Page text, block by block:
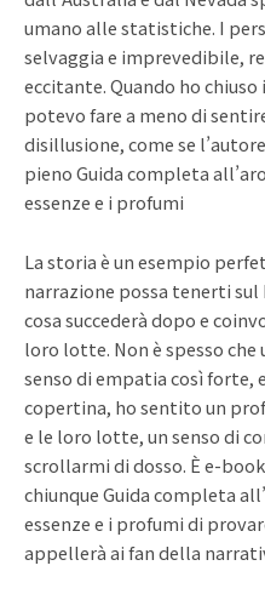
umano alle statistiche. I
selvaggia e imprevedibile,
eccitante. Quando ho
potevo fare a meno di
disillusione, come se
pieno Guida completa
essenze e i profumi
La storia è un esempio
narrazione possa tenerti
cosa succederà dopo e
loro lotte. Non è spesso che
senso di empatia così forte,
copertina, ho sentito un
e le loro lotte, un senso di
scrollarmi di dosso. È e-
chiunque Guida completa
essenze e i profumi di
appellerà ai fan della